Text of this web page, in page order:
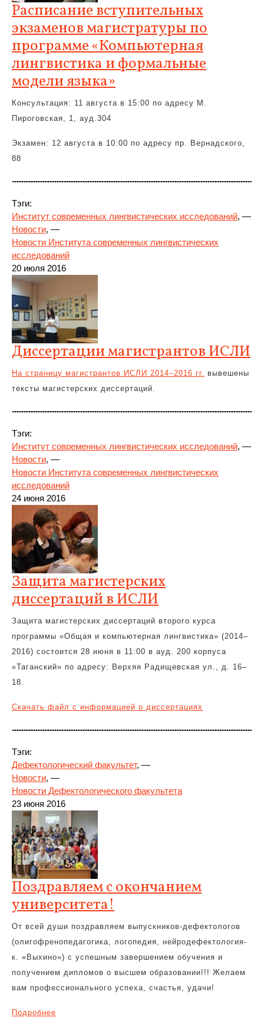
Расписание вступительных
экзаменов магистратуры по
программе «Компьютерная
лингвистика и формальные
модели языка»
Консультация: 11 августа в 15:00 по адресу М.
Пироговская, 1, ауд.304
Экзамен: 12 августа в 10:00 по адресу пр. Вернадского,
88
Тэги:
Институт современных лингвистических исследований, —
Новости, —
Новости Института современных лингвистических
исследований
20 июля 2016
Диссертации магистрантов ИСЛИ
На страницу магистрантов ИСЛИ 2014–2016 гг. вывешены
тексты магистерских диссертаций.
Тэги:
Институт современных лингвистических исследований, —
Новости, —
Новости Института современных лингвистических
исследований
24 июня 2016
Защита магистерских
диссертаций в ИСЛИ
Защита магистерских диссертаций второго курса
программы «Общая и компьютерная лингвистика» (2014–
2016) состоится 28 июня в 11:00 в ауд. 200 корпуса
«Таганский» по адресу: Верхяя Радищевская ул., д. 16–
18.
Скачать файл с информацией о диссертациях
Тэги:
Дефектологический факультет, —
Новости, —
Новости Дефектологического факультета
23 июня 2016
Поздравляем с окончанием
университета!
От всей души поздравляем выпускников-дефектологов
(олигофренопедагогика, логопедия, нейродефектология-
к. «Выхино») с успешным завершением обучения и
получением дипломов о высшем образовании!!! Желаем
вам профессионального успеха, счастья, удачи!
Подробнее